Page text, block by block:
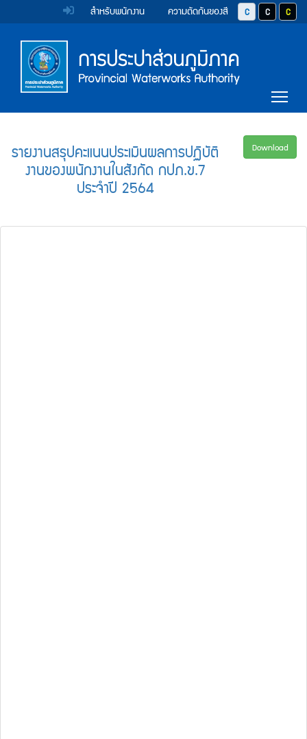
หน้า
แรก
(การ
ประปา
ส่วน
ภูมิภาค)
ไป
ยัง
เนื้อหา
(Skip
to
content)
ข้าม
เมนู
(Skip
Menu
สำหรับพนักงาน ความตัดกันของสี ปุ่มปรับสีตัวอักษร
ปุ่มปรับสีตั
ปุ่มป
ตรา
สัญลักษณ์
และ
ค่า
การ
ประปา
ภูมิภาค
ตรา
สัญลักษณ์
และ
ค่า
การ
ประปา
ภูมิภาค
Main
Menu
รายงานสรุปคะแนนประเมินผลการปฏิบัติ
งานของพนักงานในสังกัด กปภ.ข.7
ประจำปี 2564
Download